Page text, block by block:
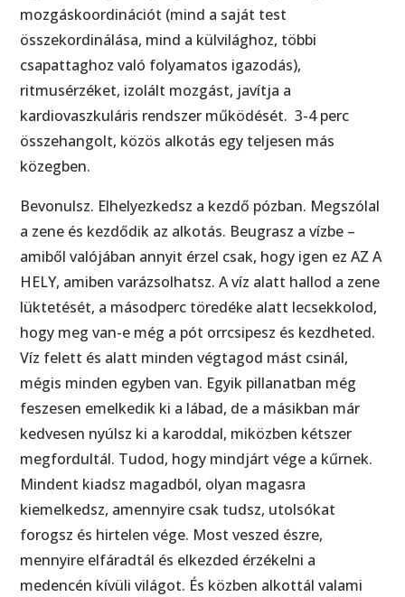
mozgáskoordinációt (mind a saját test
összekordinálása, mind a külvilághoz, többi
csapattaghoz való folyamatos igazodás),
ritmusérzéket, izolált mozgást, javítja a
kardiovaszkuláris rendszer működését. 3-4 perc
összehangolt, közös alkotás egy teljesen más
közegben.
Bevonulsz. Elhelyezkedsz a kezdő pózban. Megszólal
a zene és kezdődik az alkotás. Beugrasz a vízbe –
amiből valójában annyit érzel csak, hogy igen ez AZ A
HELY, amiben varázsolhatsz. A víz alatt hallod a zene
lüktetését, a másodperc töredéke alatt lecsekkolod,
hogy meg van-e még a pót orrcsipesz és kezdheted.
Víz felett és alatt minden végtagod mást csinál,
mégis minden egyben van. Egyik pillanatban még
feszesen emelkedik ki a lábad, de a másikban már
kedvesen nyúlsz ki a karoddal, miközben kétszer
megfordultál. Tudod, hogy mindjárt vége a kűrnek.
Mindent kiadsz magadból, olyan magasra
kiemelkedsz, amennyire csak tudsz, utolsókat
forogsz és hirtelen vége. Most veszed észre,
mennyire elfáradtál és elkezded érzékelni a
medencén kívüli világot. És közben alkottál valami